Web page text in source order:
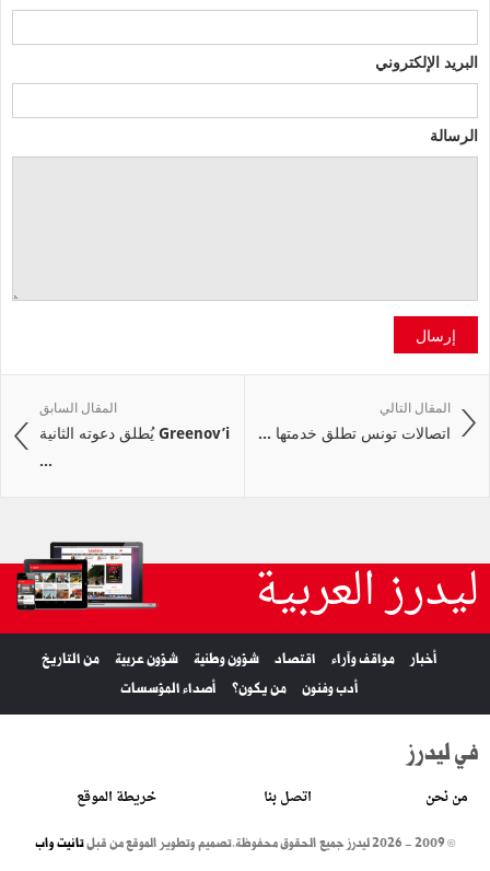
البريد الإلكتروني
الرسالة
إرسال
المقال السابق
Greenov’i يُطلق دعوته الثانية
...
المقال التالي
اتصالات تونس تطلق خدمتها ...
ليدرز العربية
أخبار مواقف وآراء اقتصاد شؤون وطنية شؤون عربية
من التاريخ
أدب وفنون
من يكون؟ أصداء المؤسسات
في ليدرز
من نحن اتصل بنا خريطة الموقع
© 2009 - 2026 ليدرز جميع الحقوق محفوظة. تصميم وتطوير الموقع من قبلتانيت واب